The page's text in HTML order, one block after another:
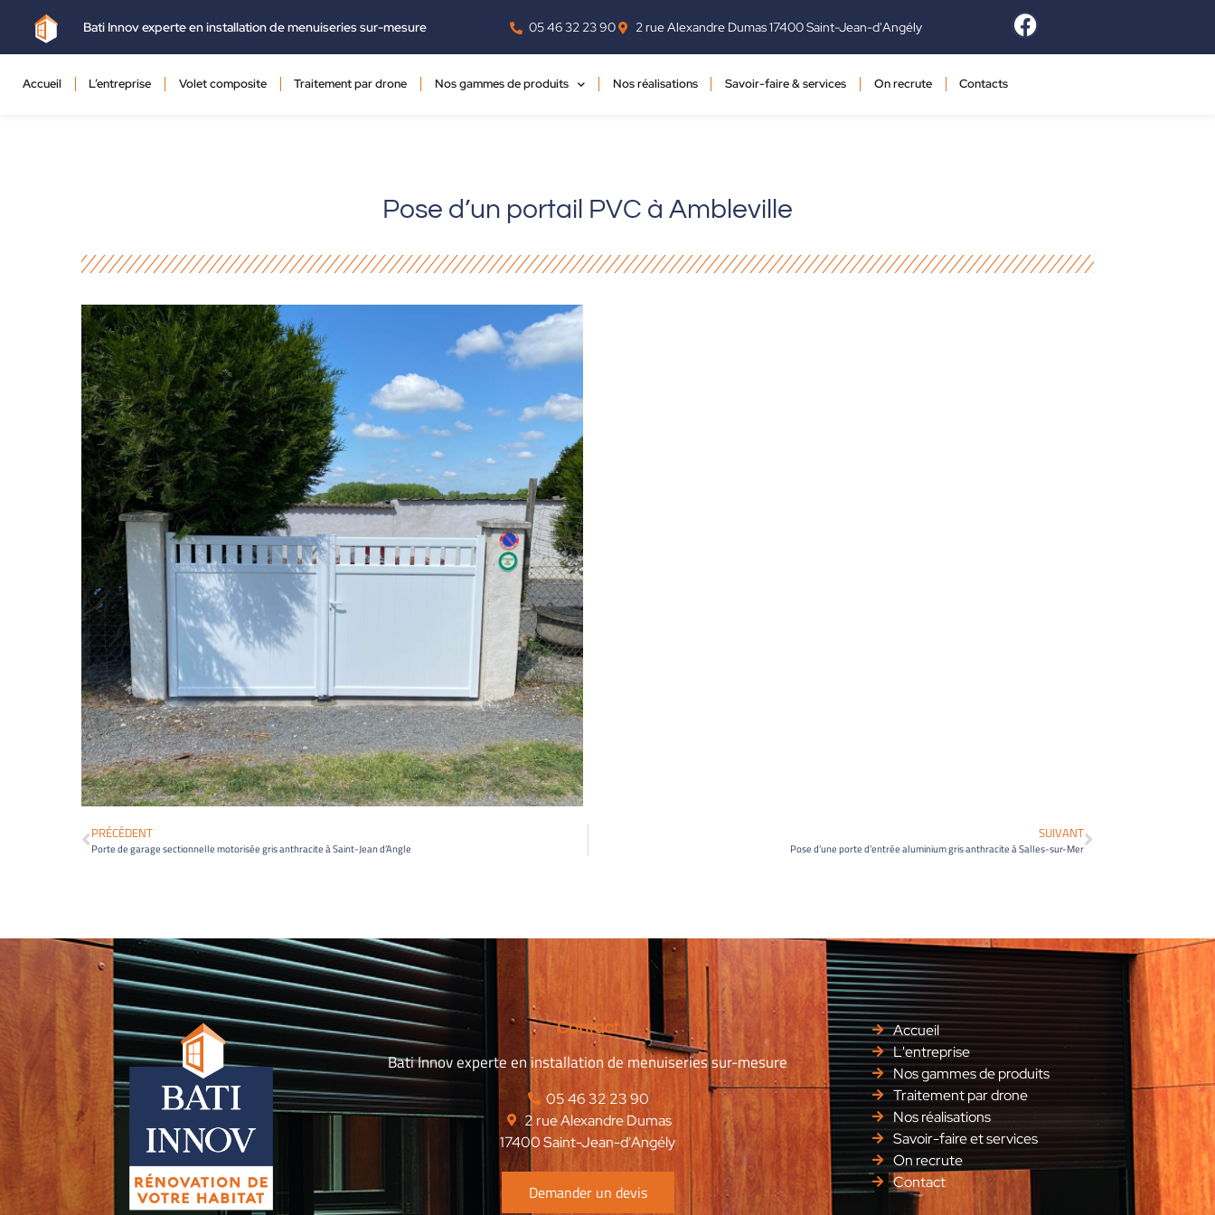
Bati Innov experte en installation de menuiseries sur-mesure ‭05 46 32 23 90‬ 2 rue Alexandre Dumas 17400 Saint-Jean-d'Angély
Accueil L’entreprise Volet composite Traitement par drone Nos gammes de produits Nos réalisations Savoir-faire & services On recrute Contacts
Pose d’un portail PVC à Ambleville
PRÉCÉDENT
Porte de garage sectionnelle motorisée gris anthracite à Saint-Jean d’Angle
SUIVANT
Pose d’une porte d’entrée aluminium gris anthracite à Salles-sur-Mer
Contact
Bati Innov experte en installation de menuiseries sur-mesure
‭05 46 32 23 90‬
2 rue Alexandre Dumas
17400 Saint-Jean-d'Angély
Demander un devis
Accueil
L'entreprise
Nos gammes de produits
Traitement par drone
Nos réalisations
Savoir-faire et services
On recrute
Contact